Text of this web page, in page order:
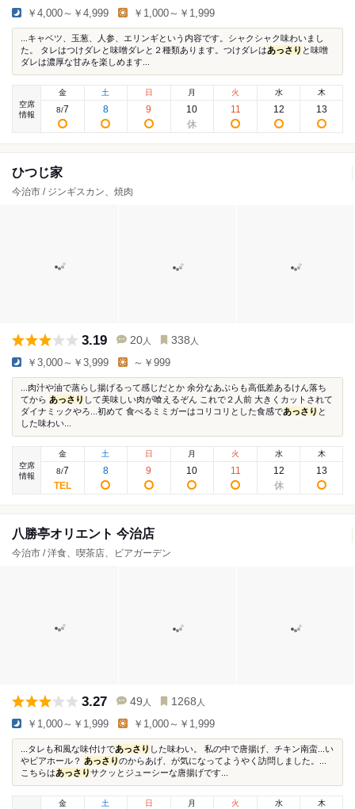
￥4,000～￥4,999 ￥1,000～￥1,999
...キャベツ、玉葱、人参、エリンギという内容です。シャクシャク味わいまし
た。 タレはつけダレと味噌ダレと２種類あります。つけダレはあっさり と味噌
ダレは濃厚な甘みを楽しめます...
空席
情報
金
8/7
土
8
日
9
月
10
火
11
水
12
木
13
ひつじ家
今治市 / ジンギスカン、焼肉
3.19 20 人 338 人
￥3,000～￥3,999 ～￥999
...肉汁や油で蒸らし揚げるって感じだとか 余分なあぶらも高低差あるけん落ち
てから あっさり して美味しい肉が喰えるぞん これで２人前 大きくカットされて
ダイナミックやろ...初めて 食べるミミガーはコリコリとした食感であっさり と
した味わい...
空席
情報
金
8/7
土
8
日
9
月
10
火
11
水
12
木
13
八勝亭オリエント 今治店
今治市 / 洋食、喫茶店、ビアガーデン
3.27 49 人 1268 人
￥1,000～￥1,999 ￥1,000～￥1,999
...タレも和風な味付けであっさり した味わい。 私の中で唐揚げ、チキン南蛮...い
やビアホール？ あっさりのからあげ、が気になってようやく訪問しました。...
こちらはあっさりサクッとジューシーな唐揚げです...
金 土 日 月 火 水 木